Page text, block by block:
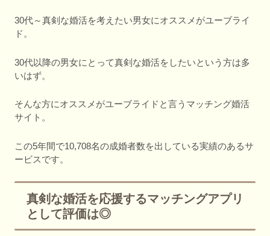
30代～真剣な婚活を考えたい男女にオススメがユーブライ
ド。
30代以降の男女にとって真剣な婚活をしたいという方は多
いはず。
そんな方にオススメがユーブライドと言うマッチング婚活
サイト。
この5年間で10,708名の成婚者数を出している実績のあるサ
ービスです。
真剣な婚活を応援するマッチングアプリ
として評価は◎